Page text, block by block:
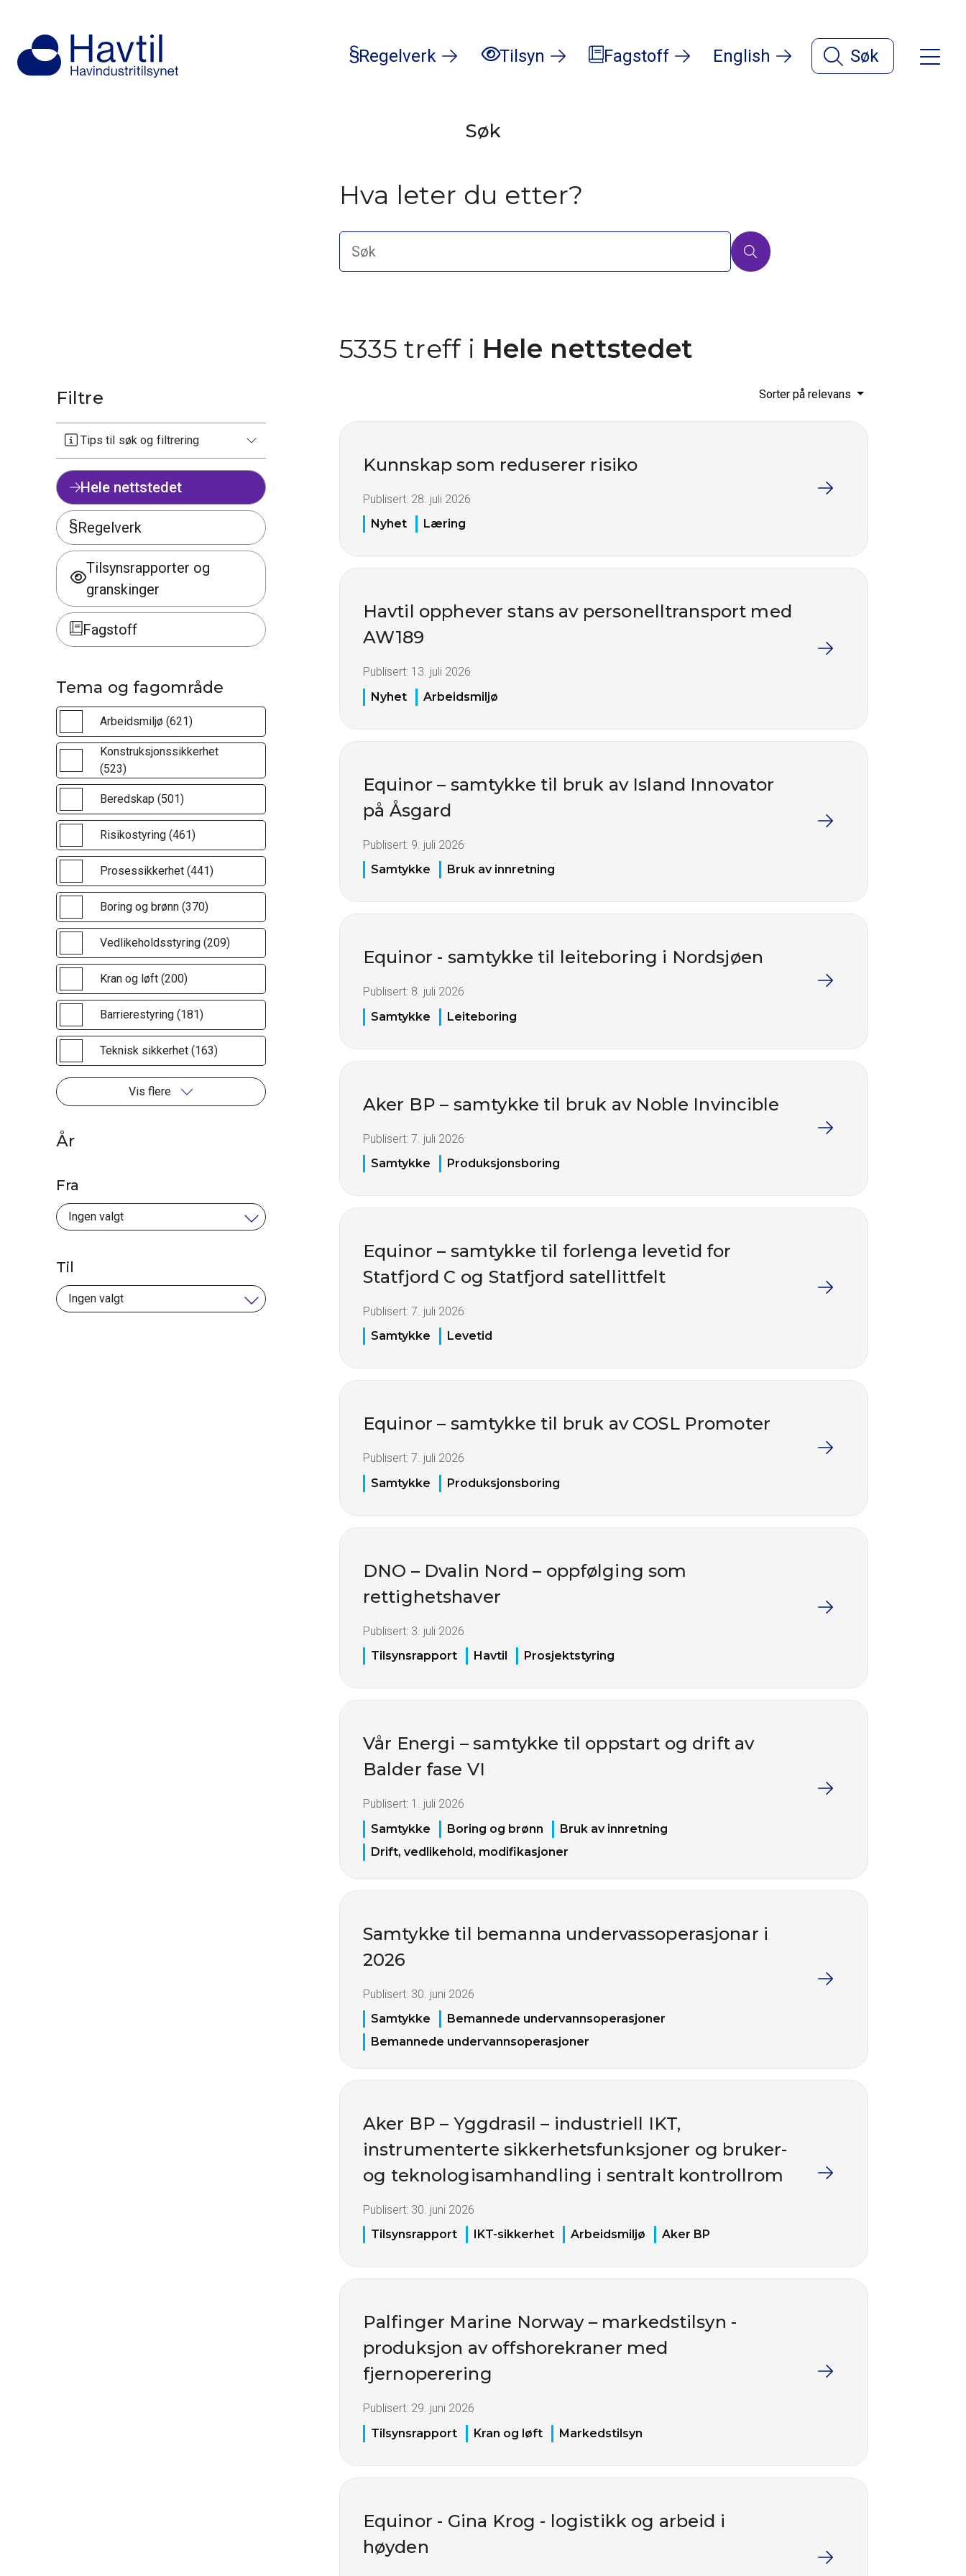
Regelverk Tilsyn Fagstoff English Søk
Søk
Hva leter du etter?
5335 treff i Hele nettstedet
Filtre
Tips til søk og filtrering
Hele nettstedet
Regelverk
Tilsynsrapporter og
granskinger
Fagstoff
Tema og fagområde
Arbeidsmiljø (621)
Konstruksjonssikkerhet
(523)
Beredskap (501)
Risikostyring (461)
Prosessikkerhet (441)
Boring og brønn (370)
Vedlikeholdsstyring (209)
Kran og løft (200)
Barrierestyring (181)
Teknisk sikkerhet (163)
Vis flere
År
Fra
Til
Sorter på relevans
Kunnskap som reduserer risiko
Publisert: 28. juli 2026
Nyhet
Læring
Havtil opphever stans av personelltransport med
AW189
Publisert: 13. juli 2026
Nyhet
Arbeidsmiljø
Equinor – samtykke til bruk av Island Innovator
på Åsgard
Publisert: 9. juli 2026
Samtykke
Bruk av innretning
Equinor - samtykke til leiteboring i Nordsjøen
Publisert: 8. juli 2026
Samtykke
Leiteboring
Aker BP – samtykke til bruk av Noble Invincible
Publisert: 7. juli 2026
Samtykke
Produksjonsboring
Equinor – samtykke til forlenga levetid for
Statfjord C og Statfjord satellittfelt
Publisert: 7. juli 2026
Samtykke
Levetid
Equinor – samtykke til bruk av COSL Promoter
Publisert: 7. juli 2026
Samtykke
Produksjonsboring
DNO – Dvalin Nord – oppfølging som
rettighetshaver
Publisert: 3. juli 2026
Tilsynsrapport
Havtil Prosjektstyring
Vår Energi – samtykke til oppstart og drift av
Balder fase VI
Publisert: 1. juli 2026
Samtykke
Boring og brønn
Bruk av innretning
Drift, vedlikehold, modifikasjoner
Samtykke til bemanna undervassoperasjonar i
2026
Publisert: 30. juni 2026
Samtykke
Bemannede undervannsoperasjoner
Bemannede undervannsoperasjoner
Aker BP – Yggdrasil – industriell IKT,
instrumenterte sikkerhetsfunksjoner og bruker-
og teknologisamhandling i sentralt kontrollrom
Publisert: 30. juni 2026
Tilsynsrapport
IKT-sikkerhet Arbeidsmiljø Aker BP
Palfinger Marine Norway – markedstilsyn -
produksjon av offshorekraner med
fjernoperering
Publisert: 29. juni 2026
Tilsynsrapport
Kran og løft Markedstilsyn
Equinor - Gina Krog - logistikk og arbeid i
høyden